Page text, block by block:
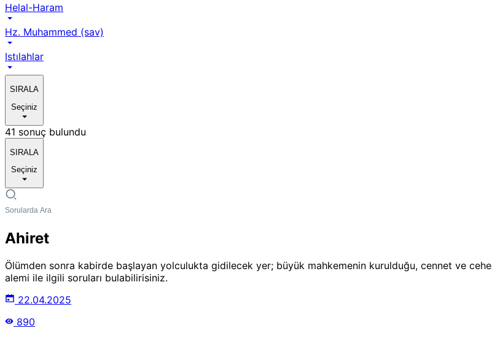
Helal-Haram
Hz. Muhammed (sav)
Istılahlar
SIRALA
Seçiniz
41 sonuç bulundu
SIRALA
Seçiniz
Ahiret
Ölümden sonra kabirde başlayan yolculukta gidilecek yer; büyük mahkemenin kurulduğu, cennet ve
alemi ile ilgili soruları bulabilirisiniz.
22.04.2025
890